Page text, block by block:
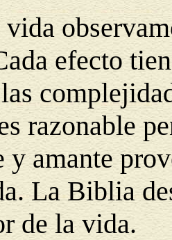
efecto
razonable
y amante
La Biblia
de la vida.